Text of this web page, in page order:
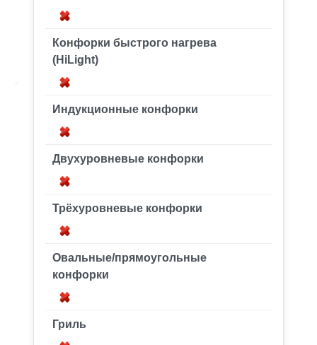
Конфорки быстрого нагрева
(HiLight)
Индукционные конфорки
Двухуровневые конфорки
Трёхуровневые конфорки
Овальные/прямоугольные
конфорки
Гриль